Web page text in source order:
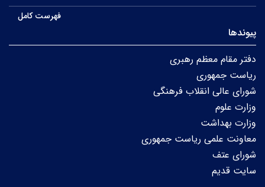
فهرست کامل
پیوندها
دفتر مقام معظم رهبری
ریاست جمهوری
شورای عالی انقلاب فرهنگی
وزارت علوم
وزارت بهداشت
معاونت علمی ریاست جمهوری
شورای عتف
سایت قدیم